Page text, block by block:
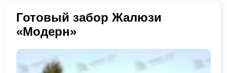
Готовый забор Жалюзи
«Модерн»